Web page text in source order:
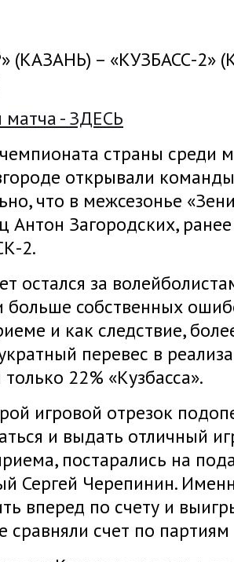
(КАЗАНЬ) – «КУЗБАСС-2»
- ЗДЕСЬ
страны среди
открывали
что в межсезонье
Антон Загородских,
2.
остался за
больше собственных
и как следствие,
перевес в
22% «Кузбасса».
игровой отрезок
и выдать отличный
постарались на
Сергей Черепинин.
вперед по счету и
сравняли счет по